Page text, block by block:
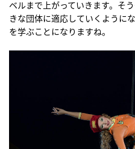
ベルまで上がっていきます。そ
きな団体に適応していくように
を学ぶことになりますね。